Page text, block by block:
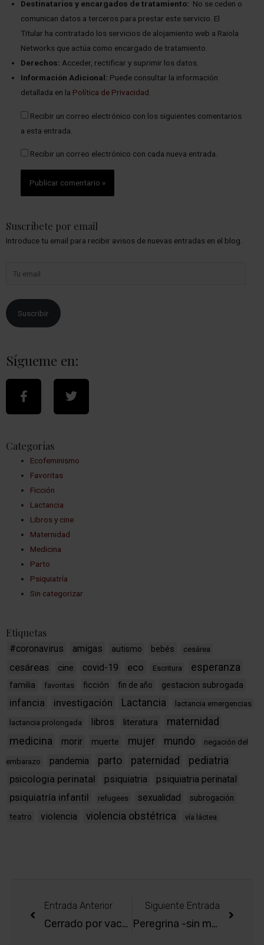
Destinatarios y encargados de tratamiento: No se ceden o
comunican datos a terceros para prestar este servicio. El
Titular ha contratado los servicios de alojamiento web a Raiola
Networks que actúa como encargado de tratamiento.
Derechos: Acceder, rectificar y suprimir los datos.
Información Adicional: Puede consultar la información
detallada en la Política de Privacidad.
Recibir un correo electrónico con los siguientes comentarios
a esta entrada.
Recibir un correo electrónico con cada nueva entrada.
Suscríbete por email
Introduce tu email para recibir avisos de nuevas entradas en el blog.
Suscribir
Sígueme en:
Categorías
Ecofeminismo
Favoritas
Ficción
Lactancia
Libros y cine
Maternidad
Medicina
Parto
Psiquiatría
Sin categorizar
Etiquetas
#coronavirus amigas autismo bebés cesárea
cesáreas cine covid-19 eco Escritura esperanza
familia favoritas ficción fin de año gestacion subrogada
infancia investigación Lactancia lactancia emergencias
lactancia prolongada libros literatura maternidad
medicina morir muerte mujer mundo negación del
embarazo pandemia parto paternidad
pediatria
psicologia perinatal
psiquiatria psiquiatria perinatal
psiquiatría infantil refugees sexualidad
subrogación
teatro
violencia violencia obstétrica vía láctea
Entrada Anterior
Cerrado por vacaciones
Siguiente Entrada
Peregrina -sin móvil- al fin del mundo